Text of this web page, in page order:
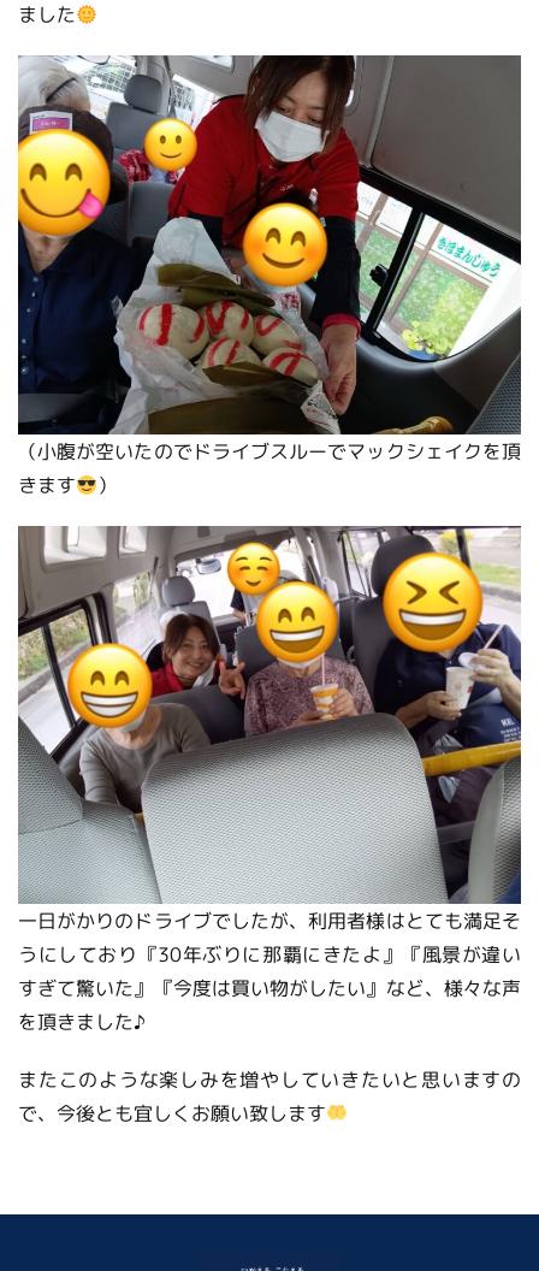
ました
（小腹が空いたのでドライブスルーでマックシェイクを頂
きます
）
一日がかりのドライブでしたが、利用者様はとても満足そ
うにしており『30年ぶりに那覇にきたよ』『風景が違い
すぎて驚いた』『今度は買い物がしたい』など、様々な声
を頂きました♪
またこのような楽しみを増やしていきたいと思いますの
で、今後とも宜しくお願い致します